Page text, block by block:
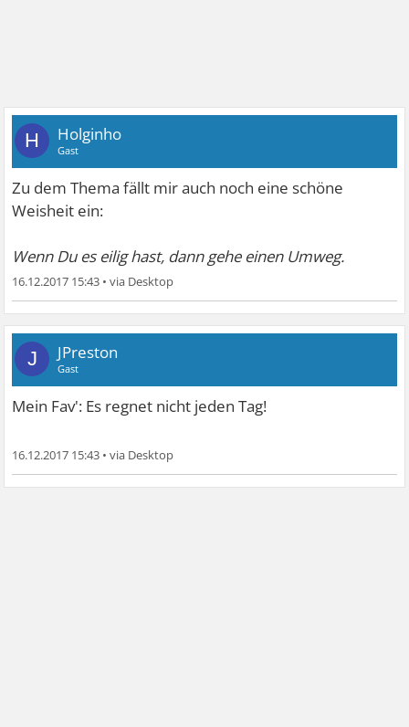
H Holginho
Gast
Zu dem Thema fällt mir auch noch eine schöne
Weisheit ein:
Wenn Du es eilig hast, dann gehe einen Umweg.
16.12.2017 15:43 •
J JPreston
Gast
Mein Fav': Es regnet nicht jeden Tag!
16.12.2017 15:43 •